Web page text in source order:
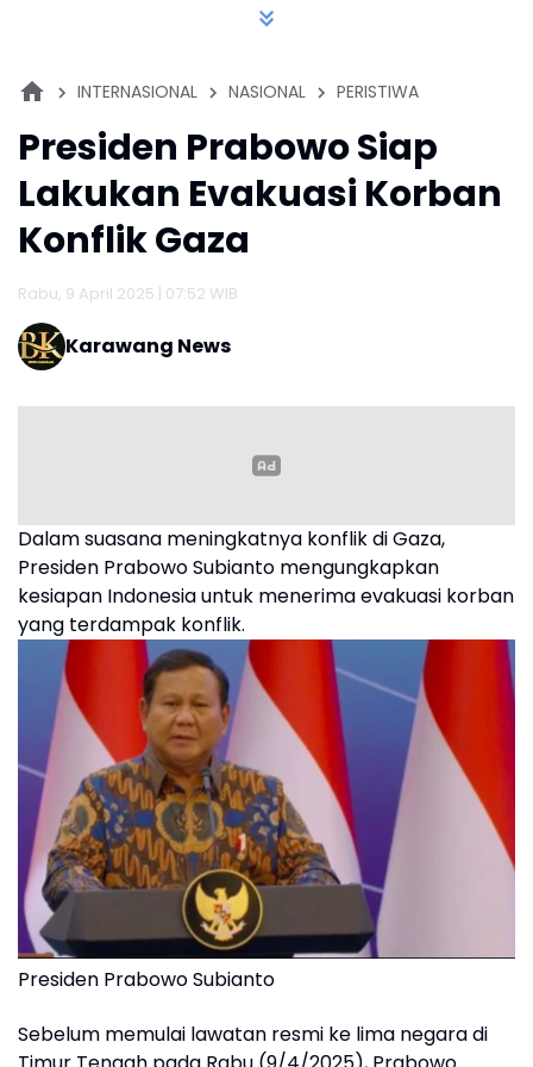
INTERNASIONAL NASIONAL PERISTIWA
Presiden Prabowo Siap
Lakukan Evakuasi Korban
Konflik Gaza
Rabu, 9 April 2025 | 07:52 WIB
Karawang News
Dalam suasana meningkatnya konflik di Gaza,
Presiden Prabowo Subianto mengungkapkan
kesiapan Indonesia untuk menerima evakuasi korban
yang terdampak konflik.
Presiden Prabowo Subianto
Sebelum memulai lawatan resmi ke lima negara di